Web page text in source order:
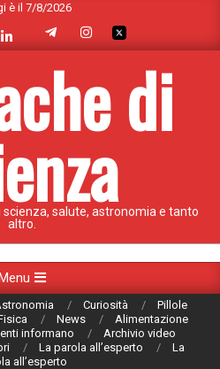
è il 7/8/2026
di
salute, astronomia e tanto
altro.
Curiosità
Pillole
News
Alimentazione
informano
Archivio video
La parola all’esperto
La
all’esperto